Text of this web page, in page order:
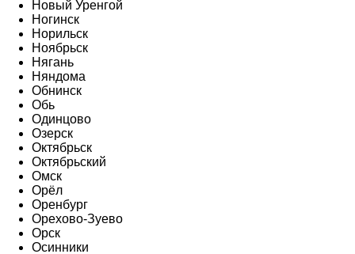
Новый Уренгой
Ногинск
Норильск
Ноябрьск
Нягань
Няндома
Обнинск
Обь
Одинцово
Озерск
Октябрьск
Октябрьский
Омск
Орёл
Оренбург
Орехово-Зуево
Орск
Осинники